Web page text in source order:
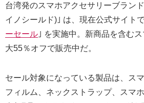
台湾発のスマホアクセサリーブラン
イノシールド)｣ は、現在公式サイトで
ーセール ｣ を実施中。新商品を含む
大55％オフで販売中だ。
セール対象になっている製品は、ス
フィルム、ネックストラップ、スマ